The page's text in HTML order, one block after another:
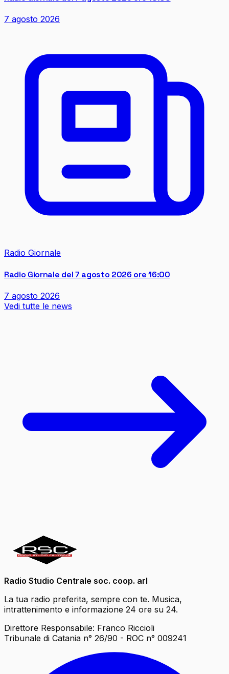
7 agosto 2026
Radio Giornale
Radio Giornale del 7 agosto 2026 ore 16:00
7 agosto 2026
Vedi tutte le news
Radio Studio Centrale soc. coop. arl
La tua radio preferita, sempre con te. Musica,
intrattenimento e informazione 24 ore su 24.
Direttore Responsabile: Franco Riccioli
Tribunale di Catania n° 26/90 - ROC n° 009241